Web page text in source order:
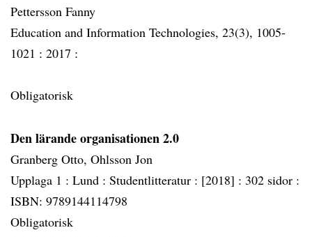
Pettersson Fanny
Education and Information Technologies, 23(3), 1005-
1021 : 2017 :
Obligatorisk
Den lärande organisationen 2.0
Granberg Otto, Ohlsson Jon
Upplaga 1 : Lund : Studentlitteratur : [2018] : 302 sidor :
ISBN: 9789144114798
Obligatorisk